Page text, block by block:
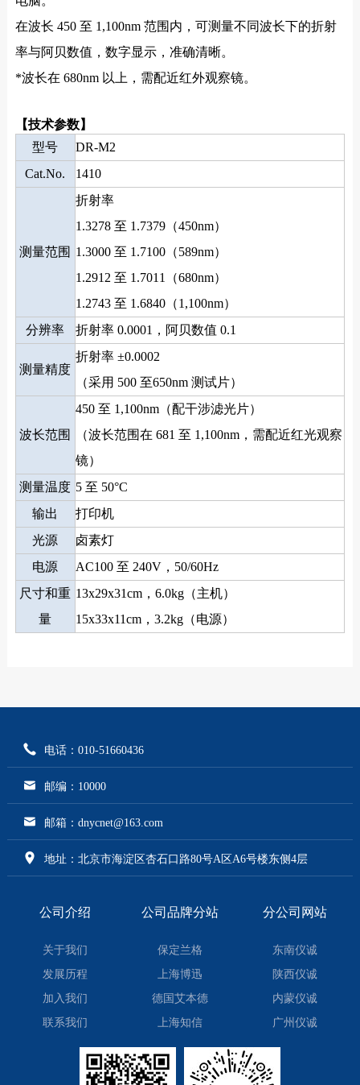
在波长 450 至 1,100nm 范围内，可测量不同波长下的折射
率与阿贝数值，数字显示，准确清晰。
*波长在 680nm 以上，需配近红外观察镜。
【技术参数】
型号
DR-M2
Cat.No.
1410
测量范围
折射率
1.3278 至 1.7379（450nm）
1.3000 至 1.7100（589nm）
1.2912 至 1.7011（680nm）
1.2743 至 1.6840（1,100nm）
分辨率
折射率 0.0001，阿贝数值 0.1
测量精度
折射率 ±0.0002
（采用 500 至650nm 测试片）
波长范围
450 至 1,100nm（配干涉滤光片）
（波长范围在 681 至 1,100nm，需配近红光观察
镜）
测量温度 5 至 50°C
输出
打印机
光源
卤素灯
电源
AC100 至 240V，50/60Hz
尺寸和重
量
13x29x31cm，6.0kg（主机）
15x33x11cm，3.2kg（电源）
电话：010-51660436
邮编：10000
邮箱：dnycnet@163.com
地址：北京市海淀区杏石口路80号A区A6号楼东侧4层
公司介绍
关于我们
发展历程
加入我们
联系我们
公司品牌分站
保定兰格
上海博迅
德国艾本德
上海知信
分公司网站
东南仪诚
陕西仪诚
内蒙仪诚
广州仪诚